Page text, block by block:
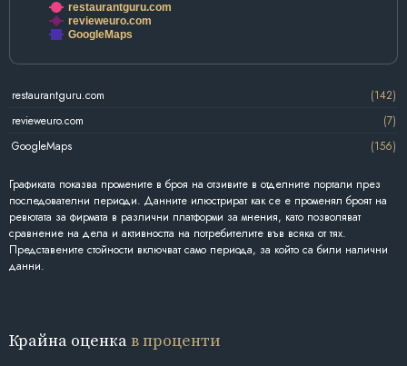
restaurantguru.com
revieweuro.com
GoogleMaps
restaurantguru.com
(142)
revieweuro.com
(7)
GoogleMaps
(156)
Графиката показва промените в броя на отзивите в отделните портали през
последователни периоди. Данните илюстрират как се е променял броят на
ревютата за фирмата в различни платформи за мнения, като позволяват
сравнение на дела и активността на потребителите във всяка от тях.
Представените стойности включват само периода, за който са били налични
данни.
Крайна оценкав проценти